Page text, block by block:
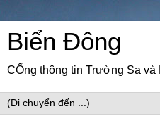
Biển Đông
CỔng thông tin Trường Sa và